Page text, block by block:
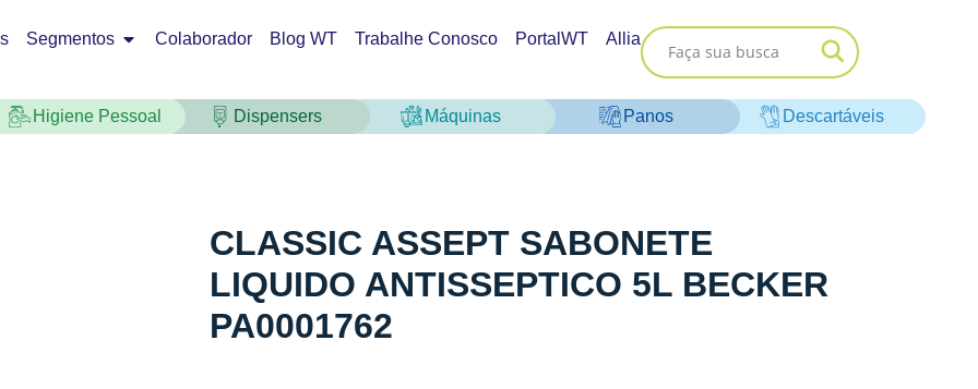
Segmentos Colaborador Blog WT Trabalhe Conosco PortalWT Allia
Higiene Pessoal Dispensers Máquinas Panos Descartáveis
CLASSIC ASSEPT SABONETE
LIQUIDO ANTISSEPTICO 5L BECKER
PA0001762